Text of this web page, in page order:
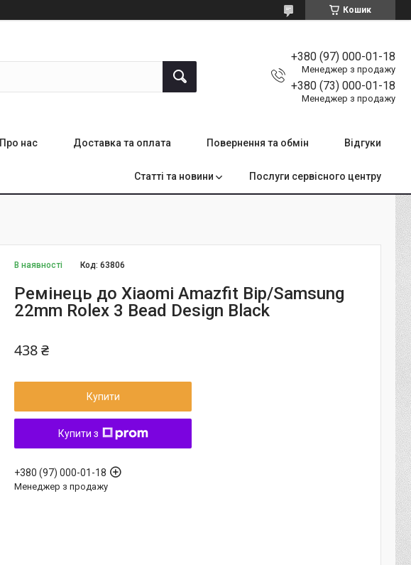
Кошик
+380 (97) 000-01-18
Менеджер з продажу
+380 (73) 000-01-18
Менеджер з продажу
Про нас Доставка та оплата Повернення та обмін Відгуки
Статті та новини Послуги сервісного центру
В наявності Код:63806
Ремінець до Xiaomi Amazfit Bip/Samsung
22mm Rolex 3 Bead Design Black
438 ₴
Купити
Купити з
+380 (97) 000-01-18
Менеджер з продажу